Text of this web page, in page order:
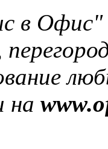
в Офис"
на